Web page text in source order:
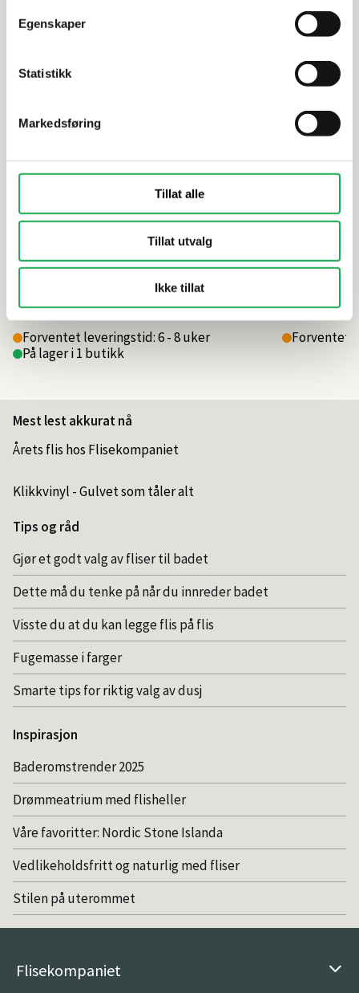
Egenskaper
Statistikk
Markedsføring
Tillat alle
Tillat utvalg
Ikke tillat
Forventet leveringstid: 6 - 8 uker
På lager i 1 butikk
m/
Forventet
Mest lest akkurat nå
Årets flis hos Flisekompaniet
Klikkvinyl - Gulvet som tåler alt
Tips og råd
Gjør et godt valg av fliser til badet
Dette må du tenke på når du innreder badet
Visste du at du kan legge flis på flis
Fugemasse i farger
Smarte tips for riktig valg av dusj
Inspirasjon
Baderomstrender 2025
Drømmeatrium med flisheller
Våre favoritter: Nordic Stone Islanda
Vedlikeholdsfritt og naturlig med fliser
Stilen på uterommet
Flisekompaniet